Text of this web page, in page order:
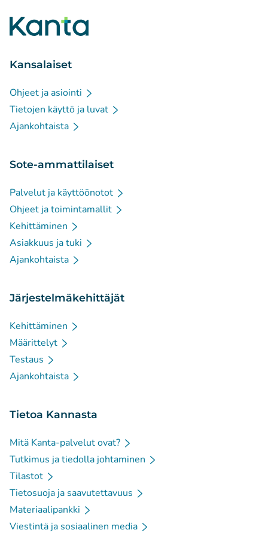
Kansalaiset
Ohjeet ja asiointi
Tietojen käyttö ja luvat
Ajankohtaista
Sote-ammattilaiset
Palvelut ja käyttöönotot
Ohjeet ja toimintamallit
Kehittäminen
Asiakkuus ja tuki
Ajankohtaista
Järjestelmäkehittäjät
Kehittäminen
Määrittelyt
Testaus
Ajankohtaista
Tietoa Kannasta
Mitä Kanta-palvelut ovat?
Tutkimus ja tiedolla johtaminen
Tilastot
Tietosuoja ja saavutettavuus
Materiaalipankki
Viestintä ja sosiaalinen media